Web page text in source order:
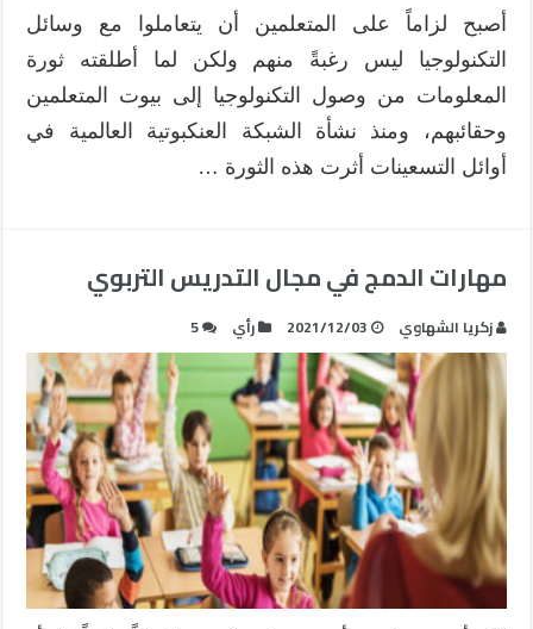
أصبح لزاماً على المتعلمين أن يتعاملوا مع وسائل
التكنولوجيا ليس رغبةً منهم ولكن لما أطلقته ثورة
المعلومات من وصول التكنولوجيا إلى بيوت المتعلمين
وحقائبهم، ومنذ نشأة الشبكة العنكبوتية العالمية في
أوائل التسعينات أثرت هذه الثورة …
مهارات الدمج في مجال التدريس التربوي
زكريا الشهاوي 2021/12/03 رأي 5